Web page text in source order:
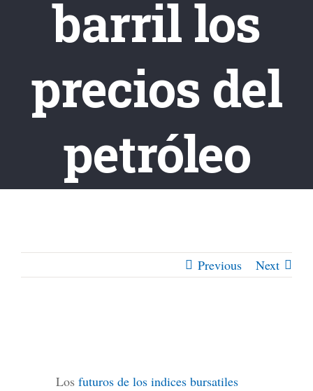
barril los
precios del
petróleo
Previous Next
Los futuros de los indices bursatiles